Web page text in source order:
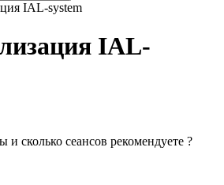
IAL-system
IAL-
сколько сеансов рекомендуете ?